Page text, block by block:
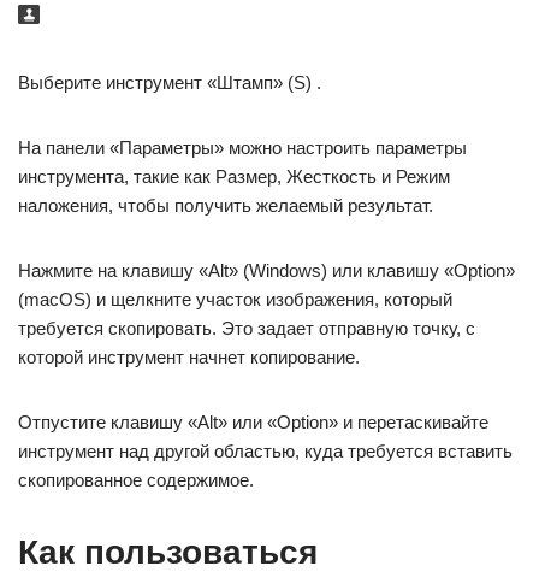
Выберите инструмент «Штамп» (S) .
На панели «Параметры» можно настроить параметры
инструмента, такие как Размер, Жесткость и Режим
наложения, чтобы получить желаемый результат.
Нажмите на клавишу «Alt» (Windows) или клавишу «Option»
(macOS) и щелкните участок изображения, который
требуется скопировать. Это задает отправную точку, с
которой инструмент начнет копирование.
Отпустите клавишу «Alt» или «Option» и перетаскивайте
инструмент над другой областью, куда требуется вставить
скопированное содержимое.
Как пользоваться